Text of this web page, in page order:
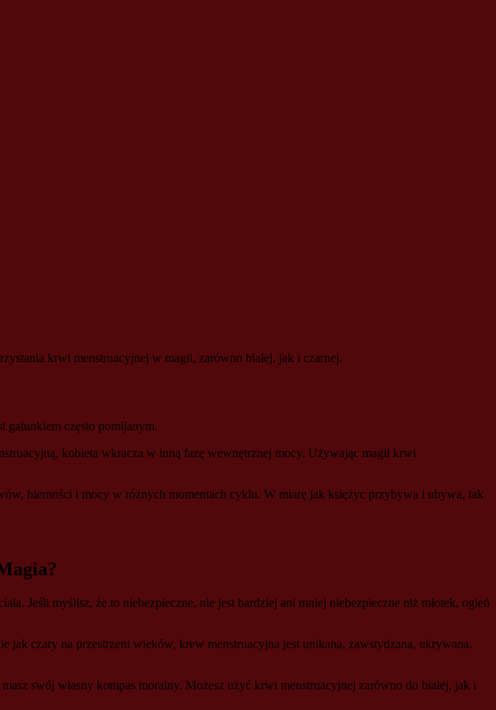
krwi menstruacyjnej w magii, zarówno białej, jak i czarnej.
gatunkiem często pomijanym.
kobieta wkracza w inną fazę wewnętrznej mocy. Używając magii krwi
bierności i mocy w różnych momentach cyklu. W miarę jak księżyc przybywa i ubywa, tak
Jeśli myślisz, że to niebezpieczne, nie jest bardziej ani mniej niebezpieczne niż młotek, ogień
jak czary na przestrzeni wieków, krew menstruacyjna jest unikana, zawstydzana, ukrywana.
swój własny kompas moralny. Możesz użyć krwi menstruacyjnej zarówno do białej, jak i